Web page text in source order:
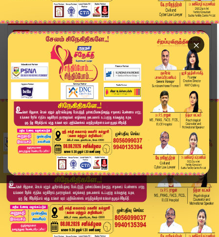
×
Home
வீடியோ ஸ்டோரி
முதல்வர் ஆணை! அமைச்சர் தகவல்! | Cmvijay | Kumu...